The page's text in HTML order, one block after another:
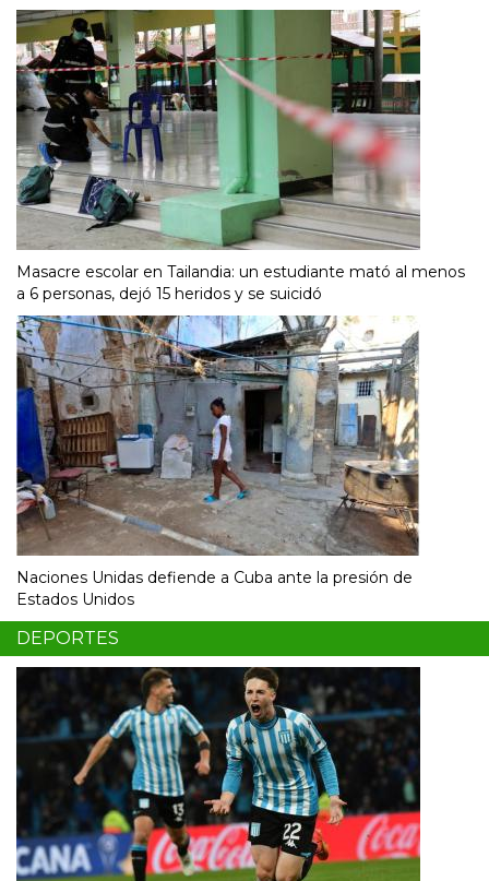
Masacre escolar en Tailandia: un estudiante mató al menos
a 6 personas, dejó 15 heridos y se suicidó
Naciones Unidas defiende a Cuba ante la presión de
Estados Unidos
DEPORTES